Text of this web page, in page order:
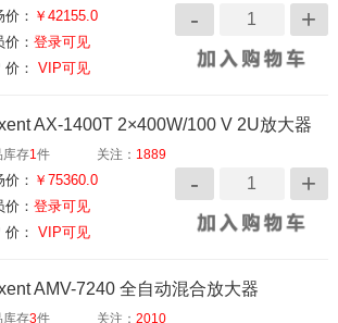
价： ￥42155.0
价：登录可见
： VIP可见
AX-1400T 2×400W/100 V 2U放大器
库存1件 关注： 1889
价： ￥75360.0
价：登录可见
： VIP可见
AMV-7240 全自动混合放大器
库存3件 关注：2010